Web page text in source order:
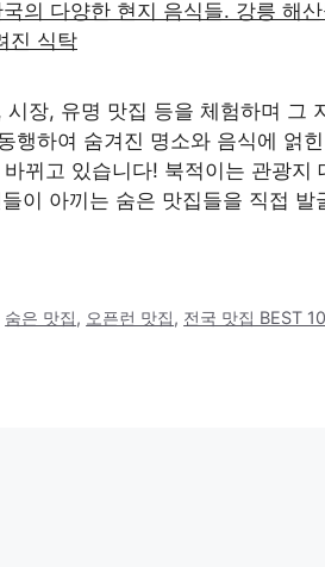
장, 유명 맛집 등을 체험하며 그
행하여 숨겨진 명소와 음식에 얽
뀌고 있습니다! 북적이는 관광지
이 아끼는 숨은 맛집들을 직접 발
숨은 맛집, 오픈런 맛집, 전국 맛집 BEST 10